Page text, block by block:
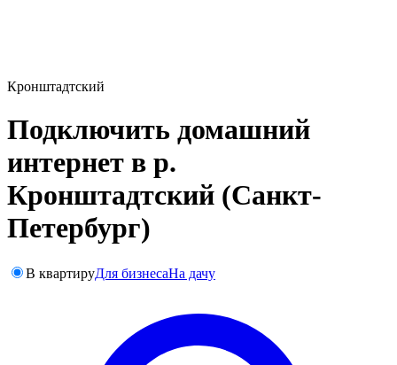
Кронштадтский
Подключить домашний
интернет в р.
Кронштадтский (Санкт-
Петербург)
В квартируДля бизнесаНа дачу